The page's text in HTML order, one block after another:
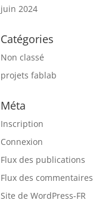
juin 2024
Catégories
Non classé
projets fablab
Méta
Inscription
Connexion
Flux des publications
Flux des commentaires
Site de WordPress-FR